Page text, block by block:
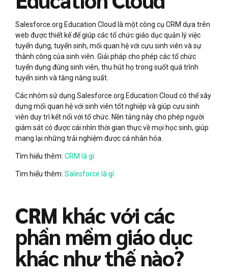
Salesforce.org Education Cloud là một công cụ CRM dựa trên
web được thiết kế để giúp các tổ chức giáo dục quản lý việc
tuyển dụng, tuyển sinh, mối quan hệ với cựu sinh viên và sự
thành công của sinh viên. Giải pháp cho phép các tổ chức
tuyển dụng đúng sinh viên, thu hút họ trong suốt quá trình
tuyển sinh và tăng năng suất.
Các nhóm sử dụng Salesforce.org Education Cloud có thể xây
dựng mối quan hệ với sinh viên tốt nghiệp và giúp cựu sinh
viên duy trì kết nối với tổ chức. Nền tảng này cho phép người
giám sát có được cái nhìn thời gian thực về mọi học sinh, giúp
mang lại những trải nghiệm được cá nhân hóa.
Tìm hiểu thêm: CRM là gì
Tìm hiểu thêm: Salesforce là gì
CRM khác với các
phần mềm giáo dục
khác như thế nào?